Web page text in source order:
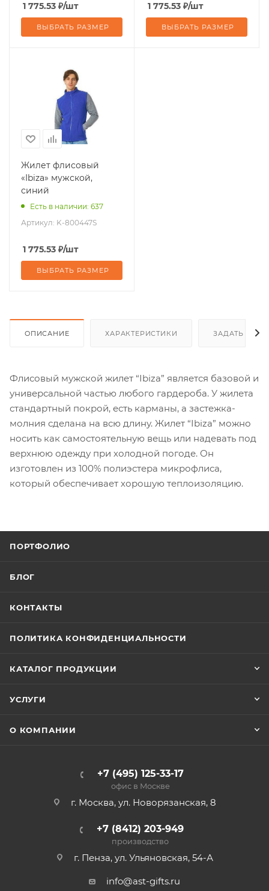
1 775.53 ₽/шт
ВЫБРАТЬ РАЗМЕР
1 775.53 ₽/шт
ВЫБРАТЬ РАЗМЕР
Жилет флисовый
«Ibiza» мужской,
синий
Есть в наличии: 637
Артикул: K-800447S
1 775.53 ₽/шт
ВЫБРАТЬ РАЗМЕР
ОПИСАНИЕ ХАРАКТЕРИСТИКИ ЗАДАТЬ
Флисовый мужской жилет “Ibiza” является базовой и
универсальной частью любого гардероба. У жилета
стандартный покрой, есть карманы, а застежка-
молния сделана на всю длину. Жилет “Ibiza” можно
носить как самостоятельную вещь или надевать под
верхнюю одежду при холодной погоде. Он
изготовлен из 100% полиэстера микрофлиса,
который обеспечивает хорошую теплоизоляцию.
ПОРТФОЛИО
БЛОГ
КОНТАКТЫ
ПОЛИТИКА КОНФИДЕНЦИАЛЬНОСТИ
КАТАЛОГ ПРОДУКЦИИ
УСЛУГИ
О КОМПАНИИ
+7 (495) 125-33-17
офис в Москве
г. Москва, ул. Новорязанская, 8
+7 (8412) 203-949
производство
г. Пенза, ул. Ульяновская, 54-А
info@ast-gifts.ru